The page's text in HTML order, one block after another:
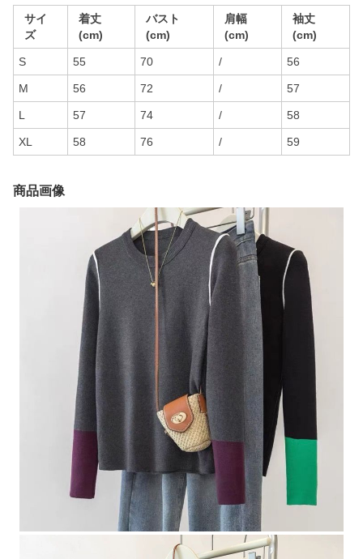
サイ
ズ
着丈
(cm)
バスト
(cm)
肩幅
(cm)
袖丈
(cm)
S 55 70 / 56
M 56 72 / 57
L 57 74 / 58
XL 58 76 / 59
商品画像